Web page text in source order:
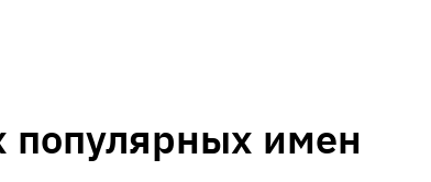
популярных имен